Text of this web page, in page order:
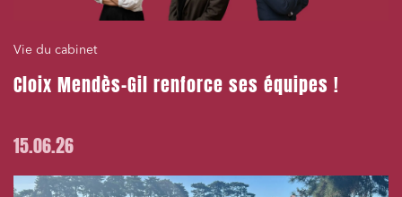
Vie du cabinet
Cloix Mendès-Gil renforce ses équipes !
15.06.26